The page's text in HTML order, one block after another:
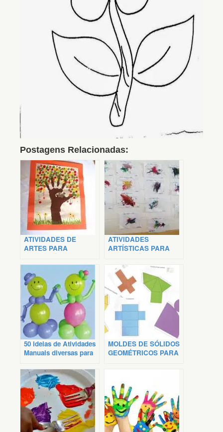
Postagens Relacionadas:
ATIVIDADES DE
ARTES PARA
EDUCAÇÃO INFANTIL
ATIVIDADES
ARTÍSTICAS PARA
EDUCAÇÃO INFANTIL
50 ideias de Atividades
Manuais diversas para
MOLDES DE SÓLIDOS
GEOMÉTRICOS PARA